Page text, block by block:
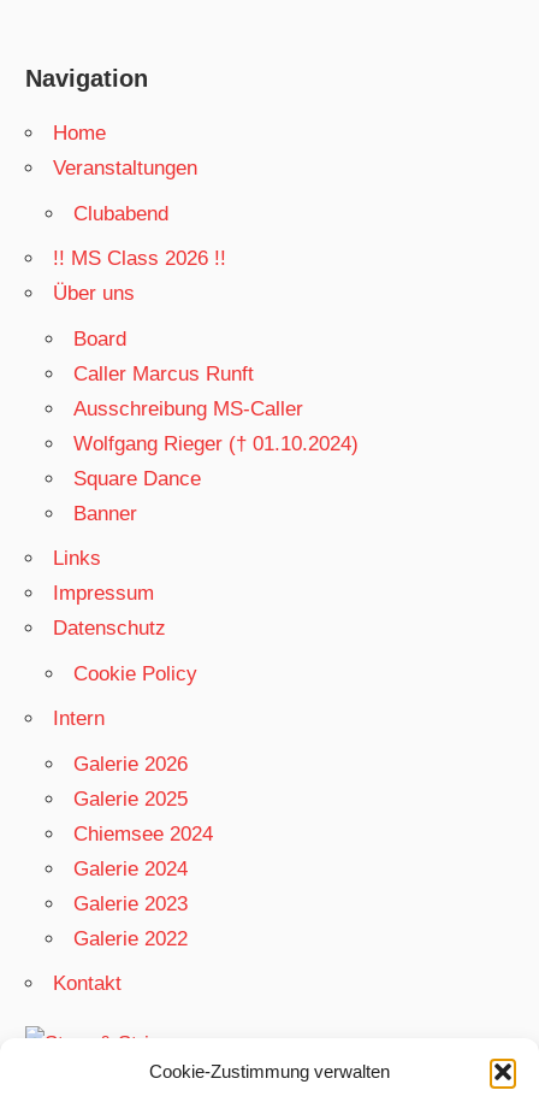
Cookie-Zustimmung verwalten
Navigation
Home
Veranstaltungen
Clubabend
!! MS Class 2026 !!
Über uns
Board
Caller Marcus Runft
Ausschreibung MS-Caller
Wolfgang Rieger († 01.10.2024)
Square Dance
Banner
Links
Impressum
Datenschutz
Cookie Policy
Intern
Galerie 2026
Galerie 2025
Chiemsee 2024
Galerie 2024
Galerie 2023
Galerie 2022
Kontakt